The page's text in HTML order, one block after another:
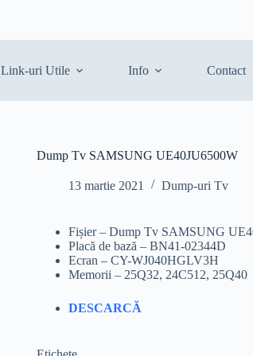
Link-uri Utile Info Contact
Dump Tv SAMSUNG UE40JU6500W
13 martie 2021 Dump-uri Tv
Fișier – Dump Tv SAMSUNG
Placă de bază – BN41-02344D
Ecran – CY-WJ040HGLV3H
Memorii – 25Q32, 24C512, 25Q40
DESCARCĂ